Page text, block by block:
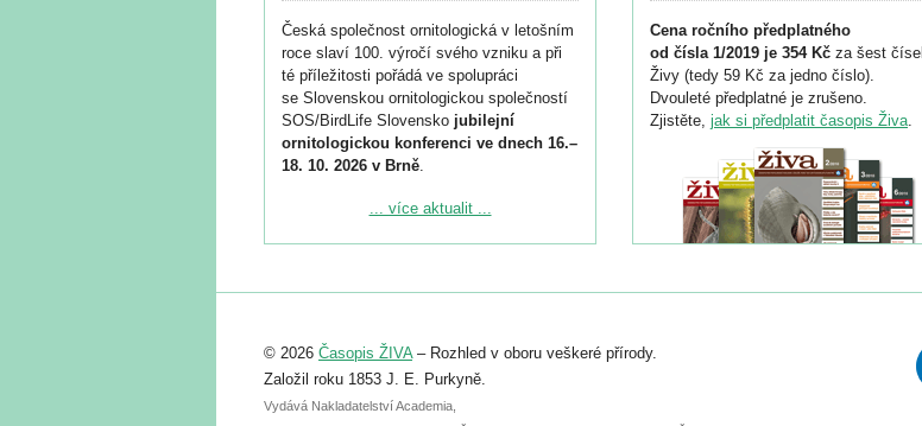
Česká společnost ornitologická v letošním
roce slaví 100. výročí svého vzniku a při
té příležitosti pořádá ve spolupráci
se Slovenskou ornitologickou společností
SOS/BirdLife Slovensko jubilejní
ornitologickou konferenci ve dnech 16.–
18. 10. 2026 v Brně.
Podrobnější informace ke konferenci
Registrovat se můžete do 6. září.
abstraktu přihlášené přednášky nebo
posteru je už 30. června.
... více aktualit ...
Cena ročního předplatného
od čísla 1/2019 je 354 Kč za šest čísel
Živy (tedy 59 Kč za jedno číslo).
Dvouleté předplatné je zrušeno.
Zjistěte, jak si předplatit časopis Živa.
© 2026 Časopis ŽIVA– Rozhled v oboru veškeré přírody.
Založil roku 1853 J. E. Purkyně.
Vydává Nakladatelství Academia,